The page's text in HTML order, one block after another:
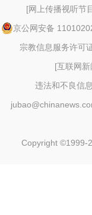
[网上传播视听节
京公网安备
宗教信息服务许可
[互联网
违法和不良信
Copyright ©1999-